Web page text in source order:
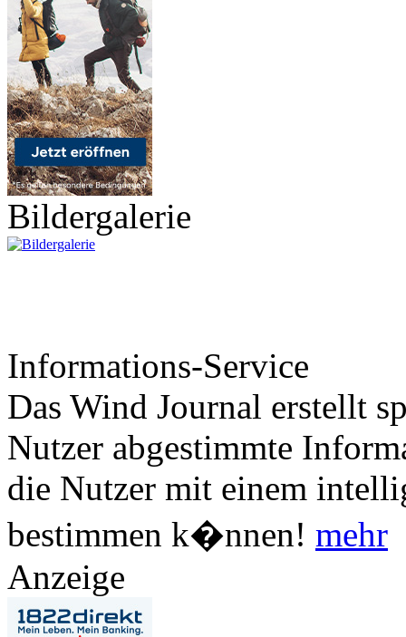
Bildergalerie
Informations-Service
Das Wind Journal erstellt
Nutzer abgestimmte
die Nutzer mit einem
bestimmen k�nnen! mehr
Anzeige